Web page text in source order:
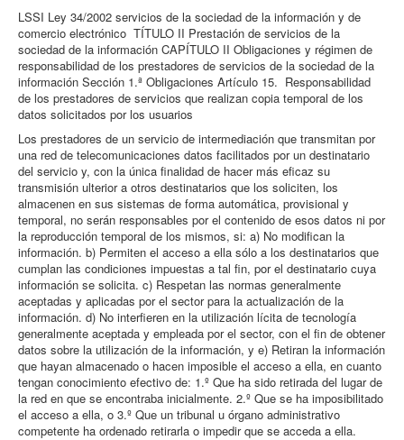
LSSI Ley 34/2002 servicios de la sociedad de la información y de
comercio electrónico TÍTULO II Prestación de servicios de la
sociedad de la información CAPÍTULO II Obligaciones y régimen de
responsabilidad de los prestadores de servicios de la sociedad de la
información Sección 1.ª Obligaciones Artículo 15. Responsabilidad
de los prestadores de servicios que realizan copia temporal de los
datos solicitados por los usuarios
Los prestadores de un servicio de intermediación que transmitan por
una red de telecomunicaciones datos facilitados por un destinatario
del servicio y, con la única finalidad de hacer más eficaz su
transmisión ulterior a otros destinatarios que los soliciten, los
almacenen en sus sistemas de forma automática, provisional y
temporal, no serán responsables por el contenido de esos datos ni por
la reproducción temporal de los mismos, si: a) No modifican la
información. b) Permiten el acceso a ella sólo a los destinatarios que
cumplan las condiciones impuestas a tal fin, por el destinatario cuya
información se solicita. c) Respetan las normas generalmente
aceptadas y aplicadas por el sector para la actualización de la
información. d) No interfieren en la utilización lícita de tecnología
generalmente aceptada y empleada por el sector, con el fin de obtener
datos sobre la utilización de la información, y e) Retiran la información
que hayan almacenado o hacen imposible el acceso a ella, en cuanto
tengan conocimiento efectivo de: 1.º Que ha sido retirada del lugar de
la red en que se encontraba inicialmente. 2.º Que se ha imposibilitado
el acceso a ella, o 3.º Que un tribunal u órgano administrativo
competente ha ordenado retirarla o impedir que se acceda a ella.